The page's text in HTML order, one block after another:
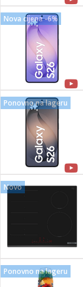
Nova cijena -6%
Ponovno na lageru
Novo
Ponovno na lageru